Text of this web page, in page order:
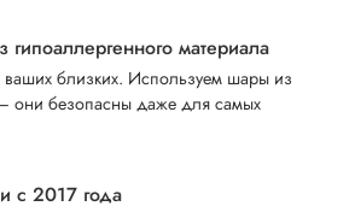
материала
близких. Используем шары из
они безопасны даже для самых
с 2017 года